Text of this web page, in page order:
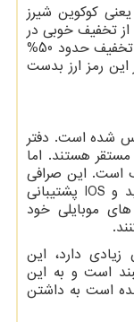
کوکوین شیرز
از تخفیف خوبی در
این صرافی برخوردار می‌شوند. علاوه بر این تخفیف حدود 50%
این رمز ارز بدست
تاسیس شده است. دفتر
هستند. اما
است. این صرافی
و IOS پشتیبانی
موبایلی خود
دارد، این
است و به این
است به داشتن